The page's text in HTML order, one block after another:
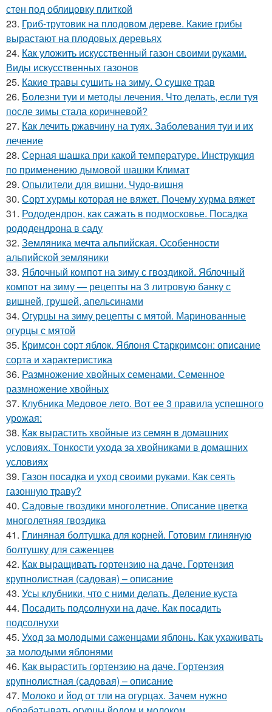
стен под облицовку плиткой
23. Гриб-трутовик на плодовом дереве. Какие грибы
вырастают на плодовых деревьях
24. Как уложить искусственный газон своими руками.
Виды искусственных газонов
25. Какие травы сушить на зиму. О сушке трав
26. Болезни туи и методы лечения. Что делать, если туя
после зимы стала коричневой?
27. Как лечить ржавчину на туях. Заболевания туи и их
лечение
28. Серная шашка при какой температуре. Инструкция
по применению дымовой шашки Климат
29. Опылители для вишни. Чудо-вишня
30. Сорт хурмы которая не вяжет. Почему хурма вяжет
31. Рододендрон, как сажать в подмосковье. Посадка
рододендрона в саду
32. Земляника мечта альпийская. Особенности
альпийской земляники
33. Яблочный компот на зиму с гвоздикой. Яблочный
компот на зиму — рецепты на 3 литровую банку с
вишней, грушей, апельсинами
34. Огурцы на зиму рецепты с мятой. Маринованные
огурцы с мятой
35. Кримсон сорт яблок. Яблоня Старкримсон: описание
сорта и характеристика
36. Размножение хвойных семенами. Семенное
размножение хвойных
37. Клубника Медовое лето. Вот ее 3 правила успешного
урожая:
38. Как вырастить хвойные из семян в домашних
условиях. Тонкости ухода за хвойниками в домашних
условиях
39. Газон посадка и уход своими руками. Как сеять
газонную траву?
40. Садовые гвоздики многолетние. Описание цветка
многолетняя гвоздика
41. Глиняная болтушка для корней. Готовим глиняную
болтушку для саженцев
42. Как выращивать гортензию на даче. Гортензия
крупнолистная (садовая) – описание
43. Усы клубники, что с ними делать. Деление куста
44. Посадить подсолнухи на даче. Как посадить
подсолнухи
45. Уход за молодыми саженцами яблонь. Как ухаживать
за молодыми яблонями
46. Как вырастить гортензию на даче. Гортензия
крупнолистная (садовая) – описание
47. Молоко и йод от тли на огурцах. Зачем нужно